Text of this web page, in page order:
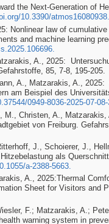
the Next-Generation of
10.3390/atmos16080938.
Nonlinear law of
and machine learning
A., 2025:
85, 7-8, 195-205.
A., Matzarakis, A.,
am Beispiel des
0949-8036-2025-07-08-
Christen, A.,
von Freiburg.
J., Schoierer, J.,
als
a-2388-5663.
A., 2025:Thermal
Sheet for Visitors and
F.; Matzarakis, A.;
warning system in